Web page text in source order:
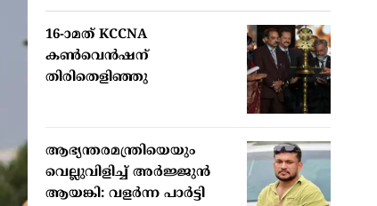
16-ാമത് KCCNA
കൺവെൻഷന്
തിരിതെളിഞ്ഞു
ആഭ്യന്തരമന്ത്രിയെയും
വെല്ലുവിളിച്ച് അര്‍ജ്ജുന്‍
ആയങ്കി: വളര്‍ന്ന പാര്‍ട്ടി